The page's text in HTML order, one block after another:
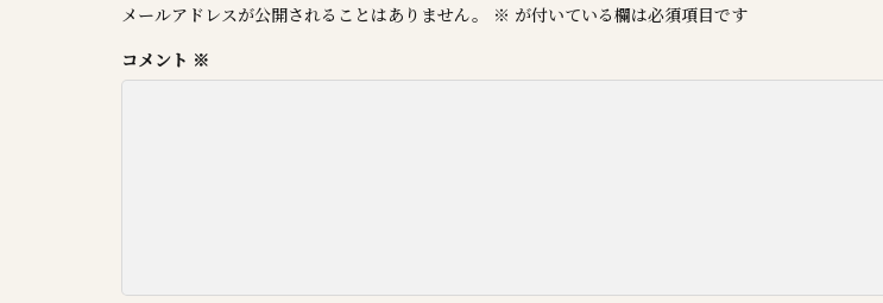
メールアドレスが公開されることはありません。 ※ が付いている欄は必須項目です
コメント ※